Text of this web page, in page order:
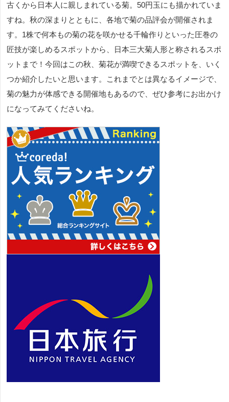
古くから日本人に親しまれている菊。50円玉にも描かれていま
すね。秋の深まりとともに、各地で菊の品評会が開催されま
す。1株で何本もの菊の花を咲かせる千輪作りといった圧巻の
匠技が楽しめるスポットから、日本三大菊人形と称されるスポ
ットまで！今回はこの秋、菊花が満喫できるスポットを、いく
つか紹介したいと思います。これまでとは異なるイメージで、
菊の魅力が体感できる開催地もあるので、ぜひ参考にお出かけ
になってみてくださいね。